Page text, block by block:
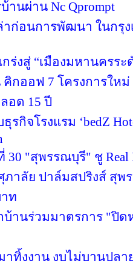
านผ่าน Nc Qprompt
ก่อนการพัฒนา ในกรุ
ร่งสู่ “เมืองมหานครร
คิกออฟ 7 โครงการให
อด 15 ปี
รกิจโรงแรม ‘bedZ
30 "สุพรรณบุรี" ชู Real
ภาลัย ปาล์มสปริงส์ สุ
ท
บ้านร่วมมาตรการ "ปิ
ทิ้งงาน งบไม่บานปลาย